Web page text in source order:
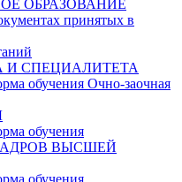
ОБРАЗОВАНИЕ
принятых в
И СПЕЦИАЛИТЕТА
обучения Очно-заочная
обучения
ВЫСШЕЙ
обучения